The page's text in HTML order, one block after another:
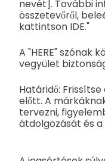
nevét]. További
összetevőről,
kattintson IDE."
A "HERE" szónak
vegyület
Határidő:
előtt. A
tervezni,
átdolgozását és